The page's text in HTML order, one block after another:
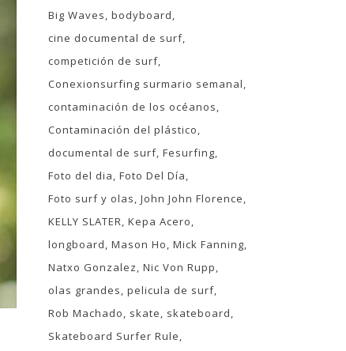
Big Waves bodyboard
cine documental de surf
competición de surf
Conexionsurfing surmario semanal
contaminación de los océanos
Contaminación del plástico
documental de surf Fesurfing
Foto del dia Foto Del Día
Foto surf y olas John John Florence
KELLY SLATER Kepa Acero
longboard Mason Ho Mick Fanning
Natxo Gonzalez Nic Von Rupp
olas grandes pelicula de surf
Rob Machado
skate
skateboard
Skateboard Surfer Rule